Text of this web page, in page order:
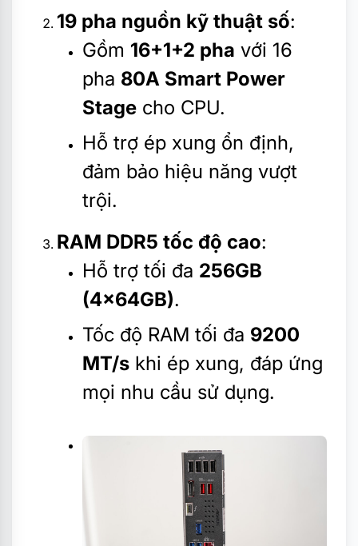
19 pha nguồn kỹ thuật số:
Gồm 16+1+2 pha với 16
pha 80A Smart Power
Stage cho CPU.
Hỗ trợ ép xung ổn định,
đảm bảo hiệu năng vượt
trội.
RAM DDR5 tốc độ cao:
Hỗ trợ tối đa 256GB
(4x64GB).
Tốc độ RAM tối đa 9200
MT/s khi ép xung, đáp ứng
mọi nhu cầu sử dụng.